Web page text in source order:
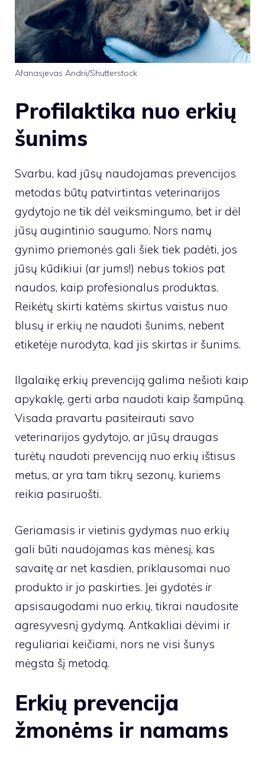
Afanasjevas Andrii/Shutterstock
Profilaktika nuo erkių
šunims
Svarbu, kad jūsų naudojamas prevencijos
metodas būtų patvirtintas veterinarijos
gydytojo ne tik dėl veiksmingumo, bet ir dėl
jūsų augintinio saugumo. Nors namų
gynimo priemonės gali šiek tiek padėti, jos
jūsų kūdikiui (ar jums!) nebus tokios pat
naudos, kaip profesionalus produktas.
Reikėtų skirti katėms skirtus vaistus nuo
blusų ir erkių ne naudoti šunims, nebent
etiketėje nurodyta, kad jis skirtas ir šunims.
Ilgalaikę erkių prevenciją galima nešioti kaip
apykaklę, gerti arba naudoti kaip šampūną.
Visada pravartu pasiteirauti savo
veterinarijos gydytojo, ar jūsų draugas
turėtų naudoti prevenciją nuo erkių ištisus
metus, ar yra tam tikrų sezonų, kuriems
reikia pasiruošti.
Geriamasis ir vietinis gydymas nuo erkių
gali būti naudojamas kas mėnesį, kas
savaitę ar net kasdien, priklausomai nuo
produkto ir jo paskirties. Jei gydotės ir
apsisaugodami nuo erkių, tikrai naudosite
agresyvesnį gydymą. Antkakliai dėvimi ir
reguliariai keičiami, nors ne visi šunys
mėgsta šį metodą.
Erkių prevencija
žmonėms ir namams